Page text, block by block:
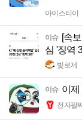
아이스티이
이슈 [속
심 '징역
빛로제
이슈 이제
전자팔찌